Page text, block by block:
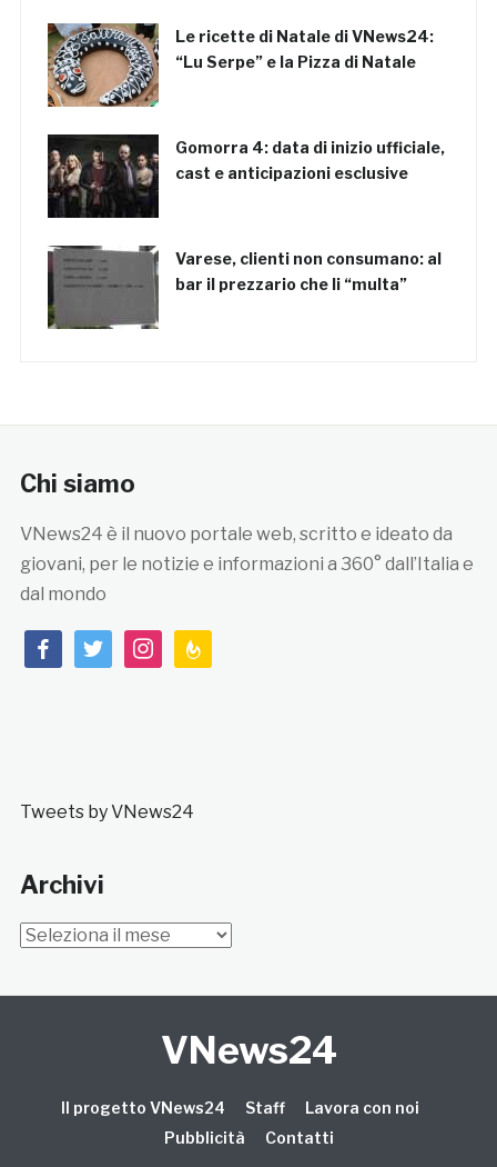
Le ricette di Natale di VNews24:
“Lu Serpe” e la Pizza di Natale
Gomorra 4: data di inizio ufficiale,
cast e anticipazioni esclusive
Varese, clienti non consumano: al
bar il prezzario che li “multa”
Chi siamo
VNews24 è il nuovo portale web, scritto e ideato da
giovani, per le notizie e informazioni a 360° dall’Italia e
dal mondo
facebooktwitterinstagramfeedburner
Tweets by VNews24
Archivi
Archivi
VNews24
Il progetto VNews24 Staff
Lavora con noi
Pubblicità
Contatti